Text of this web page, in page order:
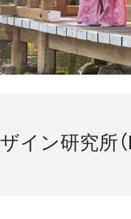
イン研究所